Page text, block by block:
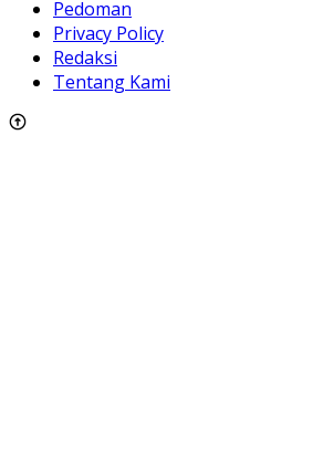
Pedoman
Privacy Policy
Redaksi
Tentang Kami